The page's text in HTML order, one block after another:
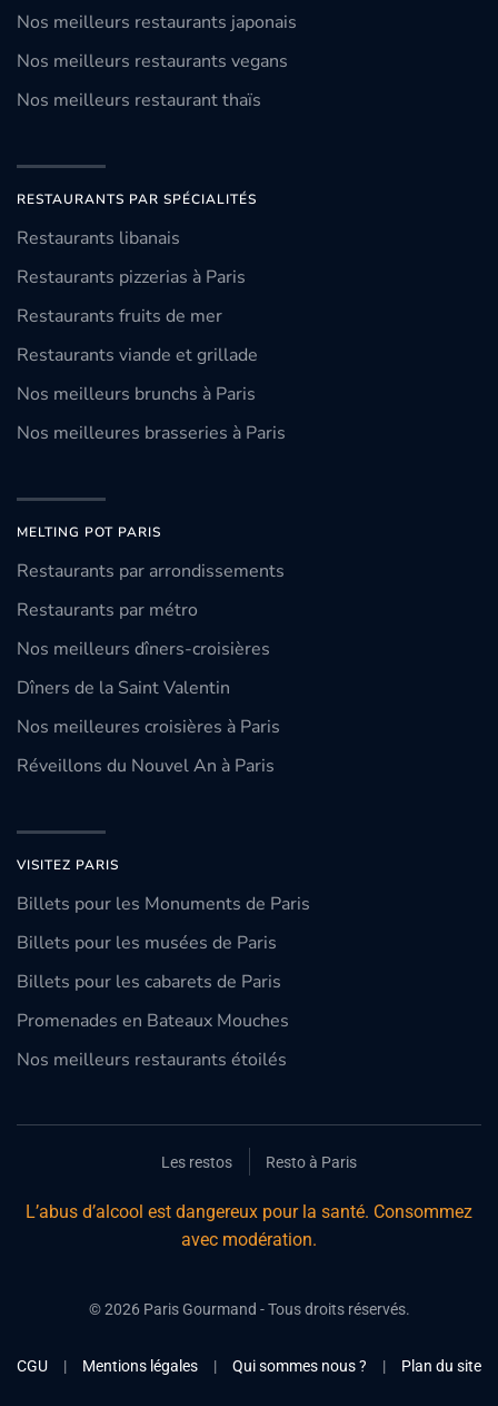
Nos meilleurs restaurants japonais
Nos meilleurs restaurants vegans
Nos meilleurs restaurant thaïs
RESTAURANTS PAR SPÉCIALITÉS
Restaurants libanais
Restaurants pizzerias à Paris
Restaurants fruits de mer
Restaurants viande et grillade
Nos meilleurs brunchs à Paris
Nos meilleures brasseries à Paris
MELTING POT PARIS
Restaurants par arrondissements
Restaurants par métro
Nos meilleurs dîners-croisières
Dîners de la Saint Valentin
Nos meilleures croisières à Paris
Réveillons du Nouvel An à Paris
VISITEZ PARIS
Billets pour les Monuments de Paris
Billets pour les musées de Paris
Billets pour les cabarets de Paris
Promenades en Bateaux Mouches
Nos meilleurs restaurants étoilés
Les restos Resto à Paris
L’abus d’alcool est dangereux pour la santé. Consommez
avec modération.
©2026Paris Gourmand - Tous droits réservés.
CGU | Mentions légales | Qui sommes nous ? | Plan du site